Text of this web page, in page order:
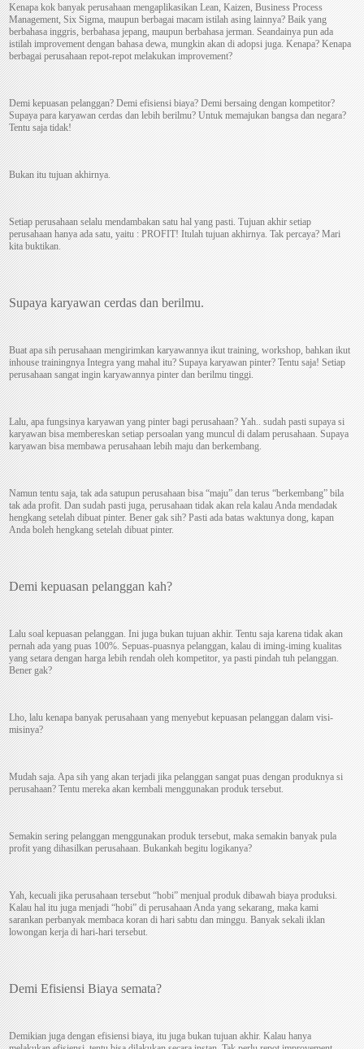
Kenapa kok banyak perusahaan mengaplikasikan Lean, Kaizen, Business Process
Management, Six Sigma, maupun berbagai macam istilah asing lainnya? Baik yang
berbahasa inggris, berbahasa jepang, maupun berbahasa jerman. Seandainya pun ada
istilah improvement dengan bahasa dewa, mungkin akan di adopsi juga. Kenapa? Kenapa
berbagai perusahaan repot-repot melakukan improvement?
Demi kepuasan pelanggan? Demi efisiensi biaya? Demi bersaing dengan kompetitor?
Supaya para karyawan cerdas dan lebih berilmu? Untuk memajukan bangsa dan negara?
Tentu saja tidak!
Bukan itu tujuan akhirnya.
Setiap perusahaan selalu mendambakan satu hal yang pasti. Tujuan akhir setiap
perusahaan hanya ada satu, yaitu : PROFIT! Itulah tujuan akhirnya. Tak percaya? Mari
kita buktikan.
Supaya karyawan cerdas dan berilmu.
Buat apa sih perusahaan mengirimkan karyawannya ikut training, workshop, bahkan ikut
inhouse trainingnya Integra yang mahal itu? Supaya karyawan pinter? Tentu saja! Setiap
perusahaan sangat ingin karyawannya pinter dan berilmu tinggi.
Lalu, apa fungsinya karyawan yang pinter bagi perusahaan? Yah.. sudah pasti supaya si
karyawan bisa membereskan setiap persoalan yang muncul di dalam perusahaan. Supaya
karyawan bisa membawa perusahaan lebih maju dan berkembang.
Namun tentu saja, tak ada satupun perusahaan bisa “maju” dan terus “berkembang” bila
tak ada profit. Dan sudah pasti juga, perusahaan tidak akan rela kalau Anda mendadak
hengkang setelah dibuat pinter. Bener gak sih? Pasti ada batas waktunya dong, kapan
Anda boleh hengkang setelah dibuat pinter.
Demi kepuasan pelanggan kah?
Lalu soal kepuasan pelanggan. Ini juga bukan tujuan akhir. Tentu saja karena tidak akan
pernah ada yang puas 100%. Sepuas-puasnya pelanggan, kalau di iming-iming kualitas
yang setara dengan harga lebih rendah oleh kompetitor, ya pasti pindah tuh pelanggan.
Bener gak?
Lho, lalu kenapa banyak perusahaan yang menyebut kepuasan pelanggan dalam visi-
misinya?
Mudah saja. Apa sih yang akan terjadi jika pelanggan sangat puas dengan produknya si
perusahaan? Tentu mereka akan kembali menggunakan produk tersebut.
Semakin sering pelanggan menggunakan produk tersebut, maka semakin banyak pula
profit yang dihasilkan perusahaan. Bukankah begitu logikanya?
Yah, kecuali jika perusahaan tersebut “hobi” menjual produk dibawah biaya produksi.
Kalau hal itu juga menjadi “hobi” di perusahaan Anda yang sekarang, maka kami
sarankan perbanyak membaca koran di hari sabtu dan minggu. Banyak sekali iklan
lowongan kerja di hari-hari tersebut.
Demi Efisiensi Biaya semata?
Demikian juga dengan efisiensi biaya, itu juga bukan tujuan akhir. Kalau hanya